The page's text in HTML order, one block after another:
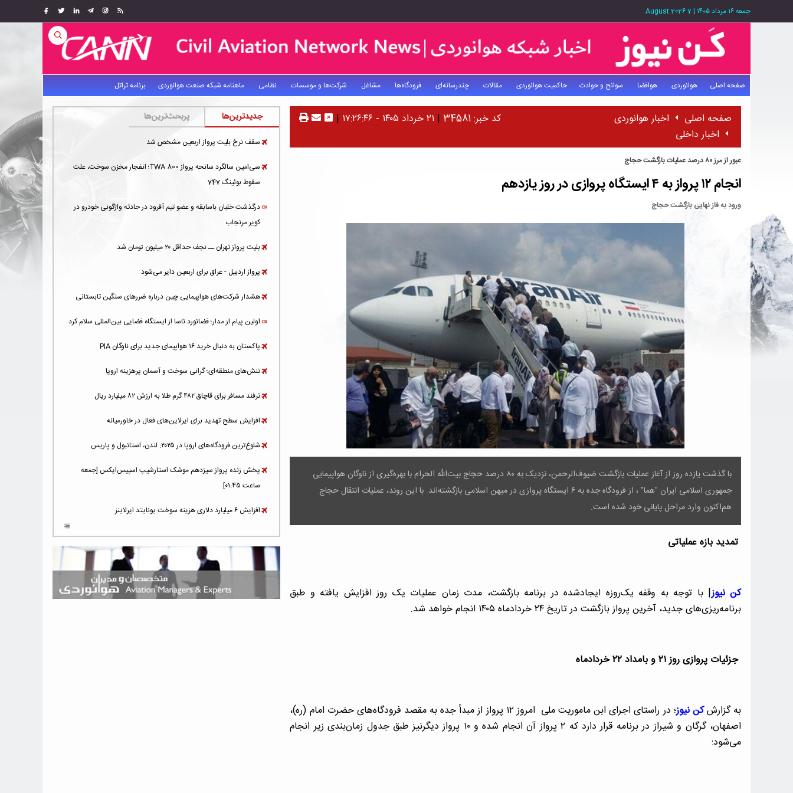
جمعه ۱۶ مرداد ۱۴۰۵ |
7 August 2026
صفحه اصلی هوانوردی هوافضا سوانح و حوادث حاکمیت هوانوردی مقالات چندرسانه‌ای فرودگاه‌ها مشاغل شرکت‌ها و موسسات نظامی ماهنامه شبکه صنعت هوانوردی برنامه تراتل
صفحه اصلی
اخبار هوانوردی
اخبار داخلی
کد خبر: 34581 | ۲۱ خرداد ۱۴۰۵ - ۱۷:۲۶:۴۶ |
عبور از مرز ۸۰ درصد عملیات بازگشت حجاج
انجام ۱۲ پرواز به ۴ ایستگاه پروازی در روز یازدهم
ورود به فاز نهایی بازگشت حجاج
با گذشت یازده روز از آغاز عملیات بازگشت ضیوف‌الرحمن، نزدیک به ۸۰ درصد حجاج بیت‌الله الحرام با بهره‌گیری از ناوگان هواپیمایی
جمهوری اسلامی ایران "هما" ، از فرودگاه جده به ۶ ایستگاه پروازی در میهن اسلامی بازگشته‌اند. با این روند، عملیات انتقال حجاج
هم‌اکنون وارد مراحل پایانی خود شده است.
تمدید بازه عملیاتی
کن نیوز| با توجه به وقفه یک‌روزه‌ ایجادشده در برنامه بازگشت، مدت زمان عملیات یک روز افزایش یافته و طبق
برنامه‌ریزی‌های جدید، آخرین پرواز بازگشت در تاریخ ۲۴ خردادماه ۱۴۰۵ انجام خواهد شد.
جزئیات پروازی روز ۲۱ و بامداد ۲۲ خردادماه
به گزارشکن نیوز
؛ در راستای اجرای ابن ماموریت ملی امروز ۱۲ پرواز از مبدأ جده به مقصد فرودگاه‌های حضرت امام (ره)،
اصفهان، گرگان و شیراز در برنامه قرار دارد که ۲ پرواز آن انجام شده و ۱۰ پرواز دیگرنیز طبق جدول زمان‌بندی زیر انجام
می‌شود:
جدیدترین‌ها پربحث‌ترین‌ها
سقف نرخ بلیت پرواز اربعین مشخص شد
سی‌امین سالگرد سانحه پرواز TWA 800؛ انفجار مخزن سوخت، علت
سقوط بوئینگ 747
درگذشت خلبان باسابقه و عضو تیم آفرود در حادثه واژگونی خودرو در
کویر مرنجاب
بلیت پرواز تهران ــ نجف حداقل ۲۰ میلیون تومان شد
پرواز اردبیل - عراق برای اربعین دایر می‌شود
هشدار شرکت‌های هواپیمایی چین درباره ضررهای سنگین تابستانی
اولین پیام از مدار؛ فضانورد ناسا از ایستگاه فضایی بین‌المللی سلام کرد
پاکستان به دنبال خرید ۱۶ هواپیمای جدید برای ناوگان PIA
تنش‌های منطقه‌ای؛ گرانی سوخت و آسمان پرهزینه اروپا
ترفند مسافر برای قاچاق ۴۸۲ گرم طلا به ارزش ۸۲ میلیارد ریال
افزایش سطح تهدید برای ایرلاین‌های فعال در خاورمیانه
شلوغ‌ترین فرودگاه‌های اروپا در ۲۰۲۵: لندن، استانبول و پاریس
پخش زنده پرواز سیزدهم موشک استارشیپ اسپیس‌ایکس [جمعه
ساعت ۰۱:۴۵]
افزایش ۶ میلیارد دلاری هزینه‌ سوخت یونایتد ایرلاینز
هوش مصنوعی وارد تعمیر و بازرسی موتورهای هواپیما شد
حمله هوایی به تأسیسات فرودگاه سمنان
استخدام در صنعت هوانوردی کانادا با آموزش رایگان و حقوق ۱۲۷ هزار
دلاری